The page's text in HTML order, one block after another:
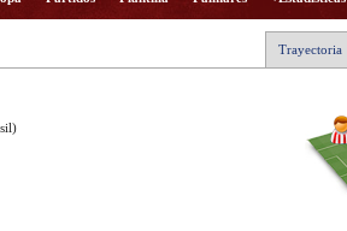
Trayectoria